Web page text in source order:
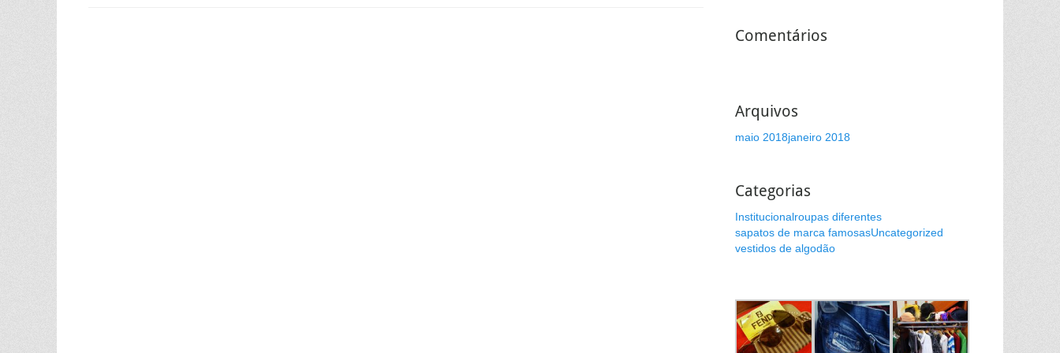
Comentários
Arquivos
maio 2018janeiro 2018
Categorias
Institucionalroupas diferentes
sapatos de marca famosasUncategorized
vestidos de algodão